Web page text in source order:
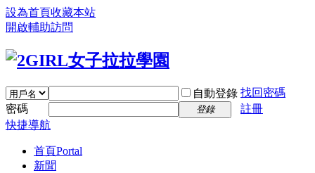
設為首頁收藏本站
開啟輔助訪問
自動登錄 找回密碼
密碼
登錄
註冊
快捷導航
首頁Portal
新聞